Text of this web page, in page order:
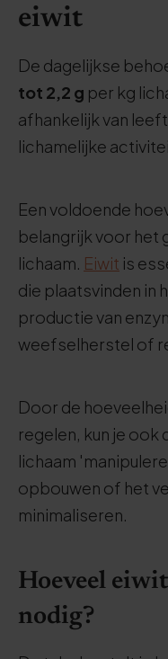
eiwit
De dagelijkse
tot 2,2 g per kg
afhankelijk van
lichamelijke
Een voldoende
belangrijk voor het
lichaam. Eiwit is
die plaatsvinden in
productie van
weefselherstel of
Door de
regelen, kun je ook
lichaam
opbouwen of het
minimaliseren.
Hoeveel
nodig?